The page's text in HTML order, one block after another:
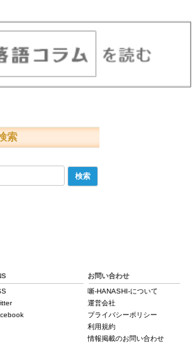
索
お問い合わせ
噺-HANASHI-について
運営会社
プライバシーポリシー
利用規約
情報掲載のお問い合わせ